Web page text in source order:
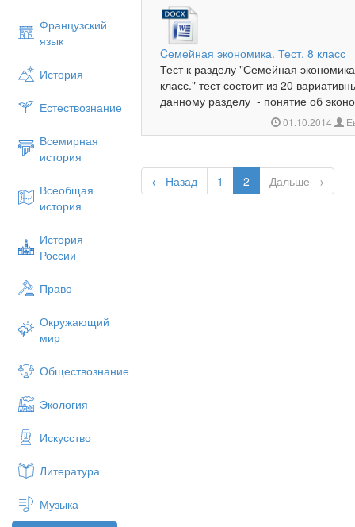
Французский
язык
История
Естествознание
Всемирная
история
Всеобщая
история
История
России
Право
Окружающий
мир
Обществознание
Экология
Искусство
Литература
Музыка
Cемейная экономика. Тест. 8 класс
Тест к разделу "Семейная
класс." тест состоит из 20
данному разделу - понятие об
01.10.2014
← Назад 1 2 Дальше →